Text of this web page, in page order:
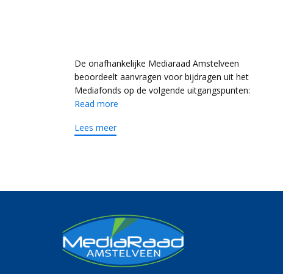
De onafhankelijke Mediaraad Amstelveen
beoordeelt aanvragen voor bijdragen uit het
Mediafonds op de volgende uitgangspunten:
Read more
Lees meer